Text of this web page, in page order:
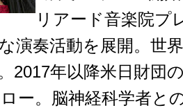
リアード音楽院プ
演奏活動を展開。世
2017年以降米日財団
ー。脳神経科学者と